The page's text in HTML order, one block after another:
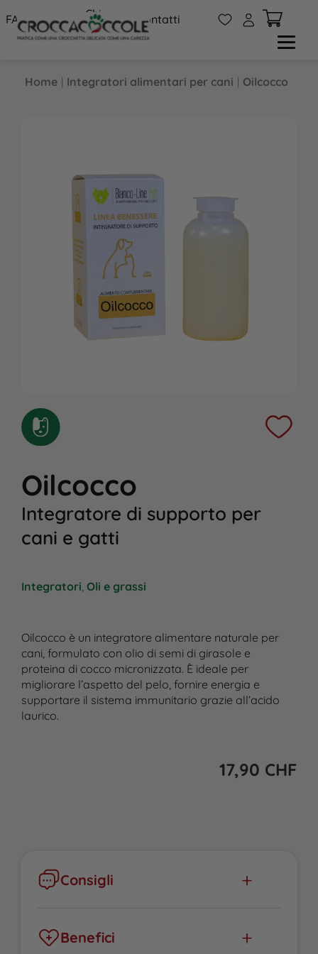
FAQs
Chi
siamo
Contatti W A
Home | Integratori alimentari per cani | Oilcocco
Oilcocco
Integratore di supporto per
cani e gatti
Integratori, Oli e grassi
Oilcocco è un integratore alimentare naturale per
cani, formulato con olio di semi di girasole e
proteina di cocco micronizzata. È ideale per
migliorare l’aspetto del pelo, fornire energia e
supportare il sistema immunitario grazie all’acido
laurico.
17,90 CHF
Consigli
il problema persiste.
Benefici